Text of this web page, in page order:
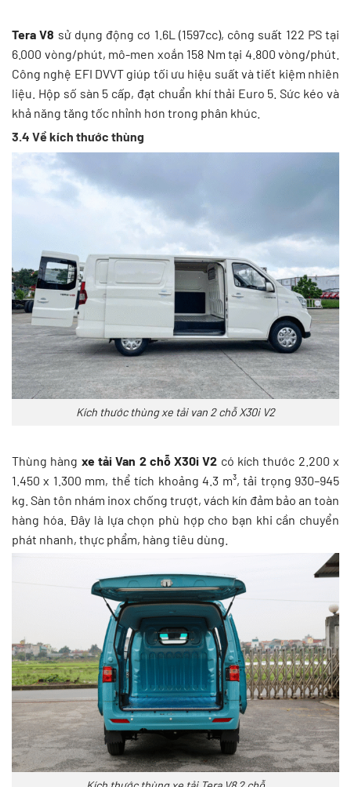
Tera V8 sử dụng động cơ 1.6L (1597cc), công suất 122 PS tại
6.000 vòng/phút, mô-men xoắn 158 Nm tại 4.800 vòng/phút.
Công nghệ EFI DVVT giúp tối ưu hiệu suất và tiết kiệm nhiên
liệu. Hộp số sàn 5 cấp, đạt chuẩn khí thải Euro 5. Sức kéo và
khả năng tăng tốc nhỉnh hơn trong phân khúc.
3.4 Về kích thước thùng
Kích thước thùng xe tải van 2 chỗ X30i V2
Thùng hàng xe tải Van 2 chỗ X30i V2 có kích thước 2.200 x
1.450 x 1.300 mm, thể tích khoảng 4.3 m³, tải trọng 930–945
kg. Sàn tôn nhám inox chống trượt, vách kín đảm bảo an toàn
hàng hóa. Đây là lựa chọn phù hợp cho bạn khi cần chuyển
phát nhanh, thực phẩm, hàng tiêu dùng.